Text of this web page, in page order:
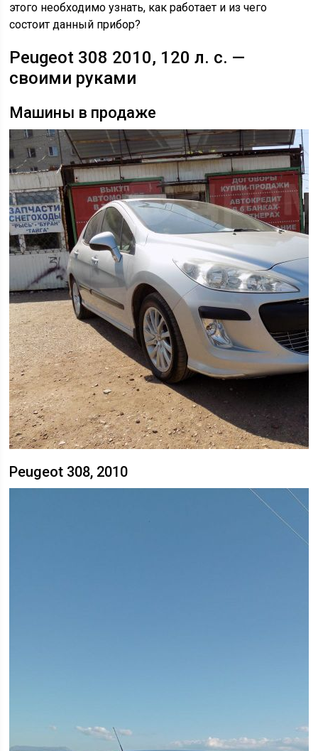
этого необходимо узнать, как работает и из чего
состоит данный прибор?
Peugeot 308 2010, 120 л. с. —
своими руками
Машины в продаже
Peugeot 308, 2010